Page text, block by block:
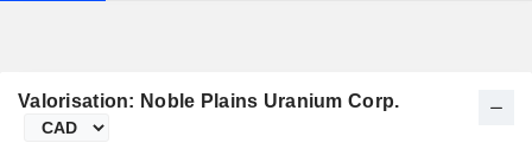
Valorisation: Noble Plains Uranium Corp.